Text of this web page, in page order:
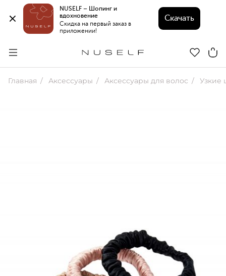
NUSELF – Шопинг и
вдохновение
Скидка на первый заказ в
приложении!
Скачать
Главная Аксессуары Аксессуары для волос Узкие